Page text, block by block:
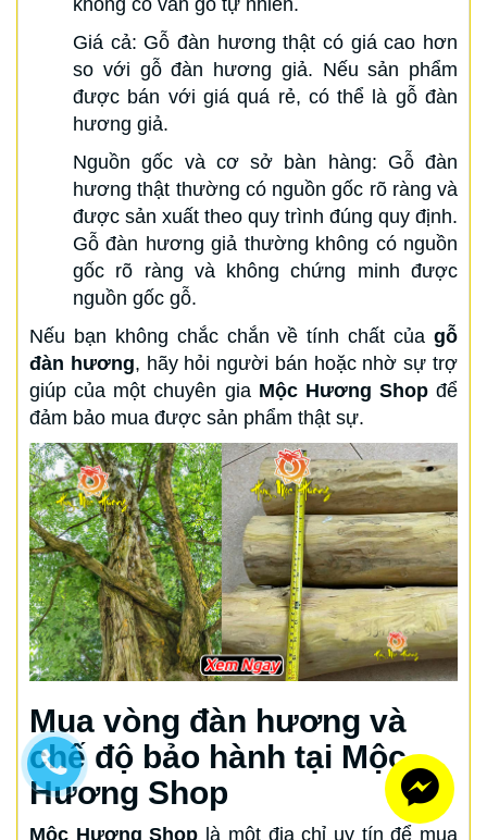
không có vân gỗ tự nhiên.
Giá cả: Gỗ đàn hương thật có giá cao hơn
so với gỗ đàn hương giả. Nếu sản phẩm
được bán với giá quá rẻ, có thể là gỗ đàn
hương giả.
Nguồn gốc và cơ sở bàn hàng: Gỗ đàn
hương thật thường có nguồn gốc rõ ràng và
được sản xuất theo quy trình đúng quy định.
Gỗ đàn hương giả thường không có nguồn
gốc rõ ràng và không chứng minh được
nguồn gốc gỗ.
Nếu bạn không chắc chắn về tính chất của gỗ
đàn hương, hãy hỏi người bán hoặc nhờ sự trợ
giúp của một chuyên gia Mộc Hương Shopđể
đảm bảo mua được sản phẩm thật sự.
Mua vòng đàn hương và
chế độ bảo hành tại Mộc
Hương Shop
Mộc Hương Shop là một địa chỉ uy tín để mua